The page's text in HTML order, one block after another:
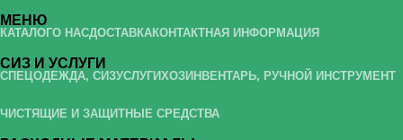
МЕНЮ
КАТАЛОГО НАСДОСТАВКАКОНТАКТНАЯ ИНФОРМАЦИЯ
СИЗ И УСЛУГИ
СПЕЦОДЕЖДА, СИЗУСЛУГИХОЗИНВЕНТАРЬ, РУЧНОЙ ИНСТРУМЕНТ
ЧИСТЯЩИЕ И ЗАЩИТНЫЕ СРЕДСТВА